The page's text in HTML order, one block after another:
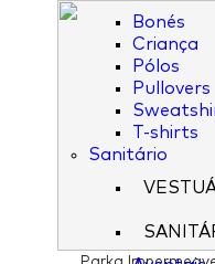
Bonés
Criança
Pólos
Pullovers
T-shirts
Sanitário